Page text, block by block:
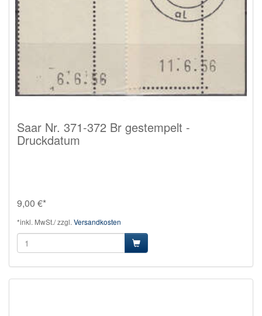
Saar Nr. 371-372 Br gestempelt -
Druckdatum
9,00 €*
*inkl. MwSt./ zzgl. Versandkosten